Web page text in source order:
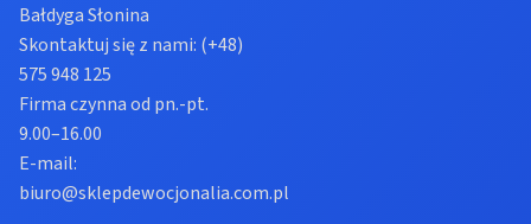
Bałdyga Słonina
Skontaktuj się z nami: (+48)
575 948 125
Firma czynna od pn.-pt.
9.00–16.00
E-mail:
biuro@sklepdewocjonalia.com.pl